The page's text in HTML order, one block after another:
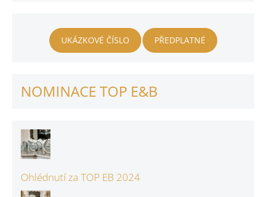
UKÁZKOVÉ ČÍSLO PŘEDPLATNÉ
NOMINACE TOP E&B
Ohlédnutí za TOP EB 2024